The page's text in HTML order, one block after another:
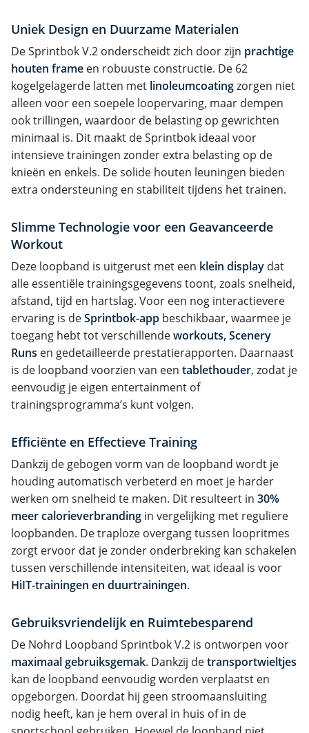
Uniek Design en Duurzame Materialen
De Sprintbok V.2 onderscheidt zich door zijn prachtige
houten frame en robuuste constructie. De 62
kogelgelagerde latten met linoleumcoatingzorgen niet
alleen voor een soepele loopervaring, maar dempen
ook trillingen, waardoor de belasting op gewrichten
minimaal is. Dit maakt de Sprintbok ideaal voor
intensieve trainingen zonder extra belasting op de
knieën en enkels. De solide houten leuningen bieden
extra ondersteuning en stabiliteit tijdens het trainen.
Slimme Technologie voor een Geavanceerde
Workout
Deze loopband is uitgerust met een klein display dat
alle essentiële trainingsgegevens toont, zoals snelheid,
afstand, tijd en hartslag. Voor een nog interactievere
ervaring is deSprintbok-app beschikbaar, waarmee je
toegang hebt tot verschillendeworkouts, Scenery
Runs en gedetailleerde prestatierapporten. Daarnaast
is de loopband voorzien van een tablethouder, zodat je
eenvoudig je eigen entertainment of
trainingsprogramma’s kunt volgen.
Efficiënte en Effectieve Training
Dankzij de gebogen vorm van de loopband wordt je
houding automatisch verbeterd en moet je harder
werken om snelheid te maken. Dit resulteert in 30%
meer calorieverbranding in vergelijking met reguliere
loopbanden. De traploze overgang tussen loopritmes
zorgt ervoor dat je zonder onderbreking kan schakelen
tussen verschillende intensiteiten, wat ideaal is voor
HiIT-trainingen en duurtrainingen.
Gebruiksvriendelijk en Ruimtebesparend
De Nohrd Loopband Sprintbok V.2 is ontworpen voor
maximaal gebruiksgemak. Dankzij detransportwieltjes
kan de loopband eenvoudig worden verplaatst en
opgeborgen. Doordat hij geen stroomaansluiting
nodig heeft, kan je hem overal in huis of in de